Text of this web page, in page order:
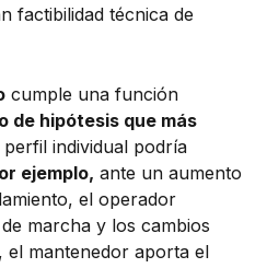
factibilidad técnica de
cumple una función
de hipótesis que más
individual podría
ejemplo, ante un aumento
el operador
marcha y los cambios
el mantenedor aporta el